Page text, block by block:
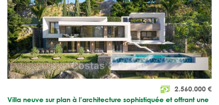
2.560.000 €
Villa neuve sur plan à l’architecture sophistiquée et offrant une